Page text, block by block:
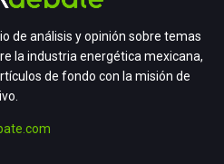
de análisis y opinión sobre temas
la industria energética mexicana,
de fondo con la misión de